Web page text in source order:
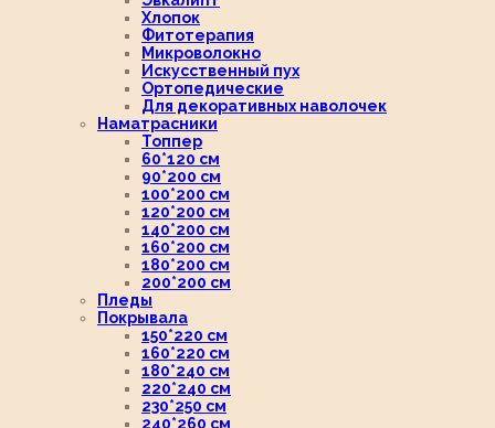
Хлопок
Фитотерапия
Микроволокно
Искусственный пух
Ортопедические
Для декоративных наволочек
Наматрасники
Топпер
60*120 см
90*200 см
100*200 см
120*200 см
140*200 см
160*200 см
180*200 см
200*200 см
Пледы
Покрывала
150*220 см
160*220 см
180*240 см
220*240 см
230*250 см
240*260 см